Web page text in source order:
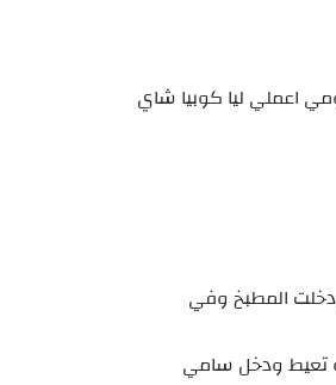
اعملي ليا كوبيا شاي
المطبخ وفي
تعيط ودخل سامي